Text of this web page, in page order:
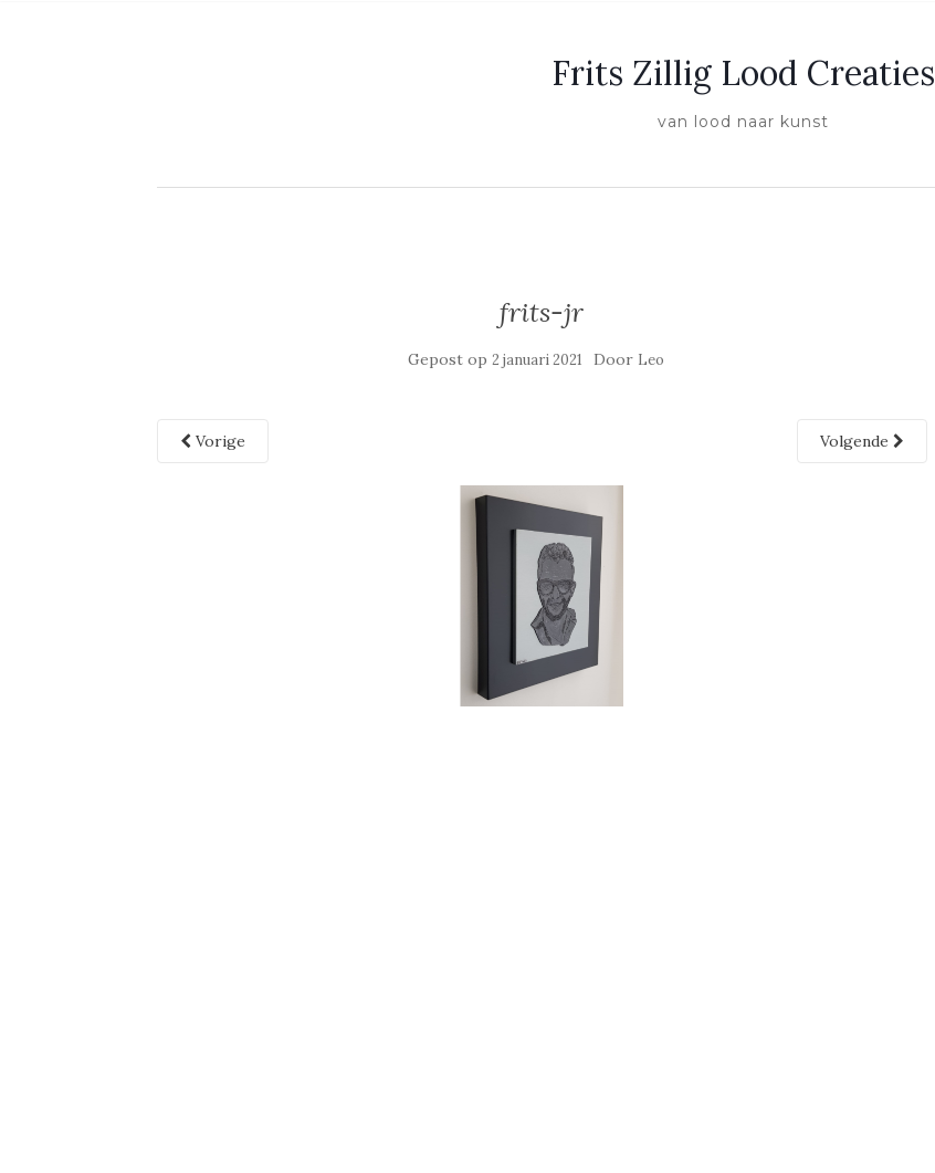
Frits Zillig Lood Creaties
van lood naar kunst
frits-jr
Gepost op2 januari 2021 Door Leo
Vorige Volgende